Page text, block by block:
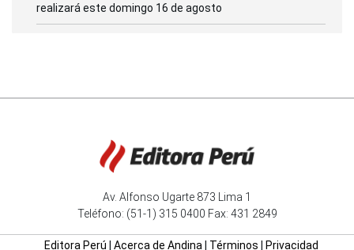
realizará este domingo 16 de agosto
Av. Alfonso Ugarte 873 Lima 1
Teléfono: (51-1) 315 0400 Fax: 431 2849
Editora Perú Acerca de Andina| Términos Privacidad